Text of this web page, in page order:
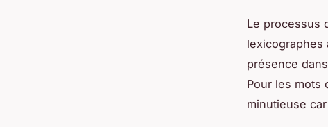
Le processus
lexicographes
présence
Pour les mots
minutieuse